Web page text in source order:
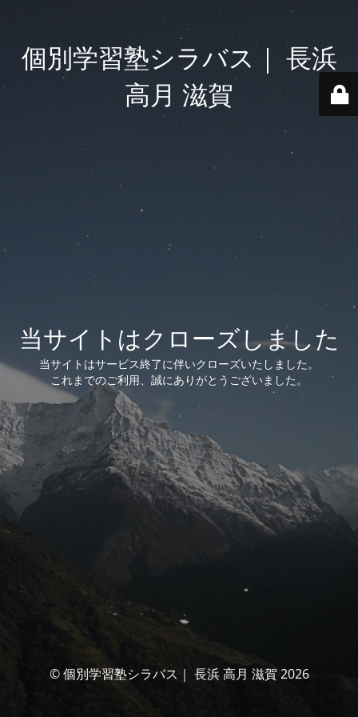
個別学習塾シラバス｜ 長浜
高月 滋賀
当サイトはクローズしました
当サイトはサービス終了に伴いクローズいたしました。
これまでのご利用、誠にありがとうございました。
© 個別学習塾シラバス｜ 長浜 高月 滋賀 2026